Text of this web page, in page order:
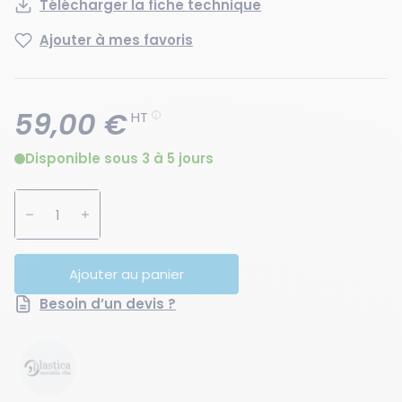
Télécharger la fiche technique
Ajouter à mes favoris
59,00 €HT
Disponible sous 3 à 5 jours
Augmenter la quantité
Ajouter au panier
Besoin d’un devis ?